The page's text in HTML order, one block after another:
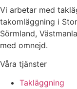
Vi arbetar med
takomläggning i
Sörmland,
med omnejd.
Våra tjänster
Takläggning